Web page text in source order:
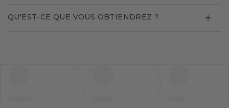
QU'EST-CE QUE VOUS OBTIENDREZ ?